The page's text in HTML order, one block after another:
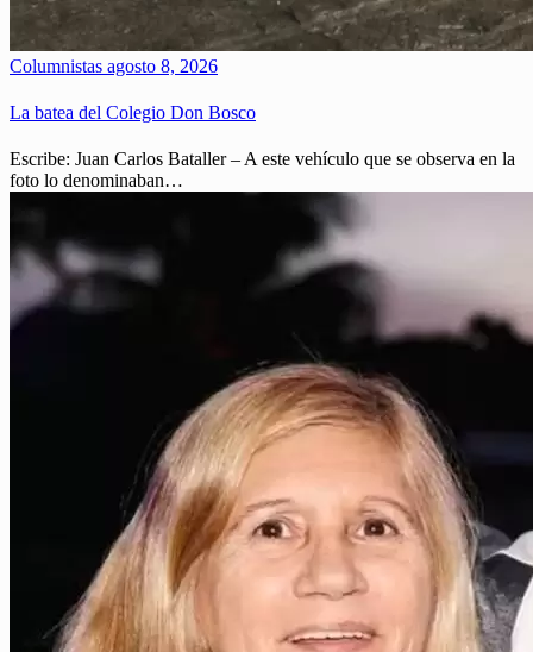
Columnistas agosto 8, 2026
La batea del Colegio Don Bosco
Escribe: Juan Carlos Bataller – A este vehículo que se observa en la
foto lo denominaban…